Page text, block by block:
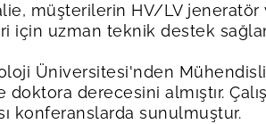
müşterilerin HV/LV
için uzman teknik destek
Üniversitesi'nden
derecesini almıştır.
konferanslarda sunulmuştur.